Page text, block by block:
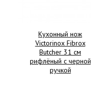
Кухонный нож
Victorinox Fibrox
Butcher 31 см
рифлёный с черной
ручкой